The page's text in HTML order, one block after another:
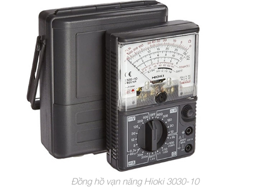
Đồng hồ vạn năng Hioki 3030-10